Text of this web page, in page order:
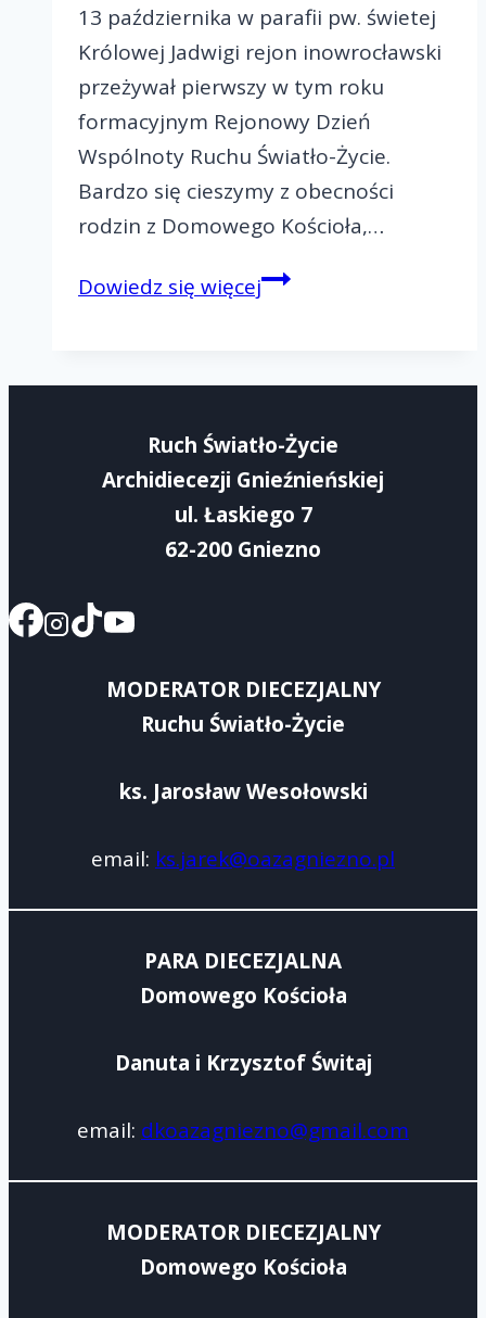
13 października w parafii pw. świetej
Królowej Jadwigi rejon inowrocławski
przeżywał pierwszy w tym roku
formacyjnym Rejonowy Dzień
Wspólnoty Ruchu Światło-Życie.
Bardzo się cieszymy z obecności
rodzin z Domowego Kościoła,…
Dowiedz się więcejRejonowy
w
Ruch Światło-Życie
Archidiecezji Gnieźnieńskiej
ul. Łaskiego 7
62-200 Gniezno
MODERATOR DIECEZJALNY
Ruchu Światło-Życie
ks. Jarosław Wesołowski
email: ks.jarek@oazagniezno.pl
PARA DIECEZJALNA
Domowego Kościoła
Danuta i Krzysztof Świtaj
email: dkoazagniezno@gmail.com
MODERATOR DIECEZJALNY
Domowego Kościoła